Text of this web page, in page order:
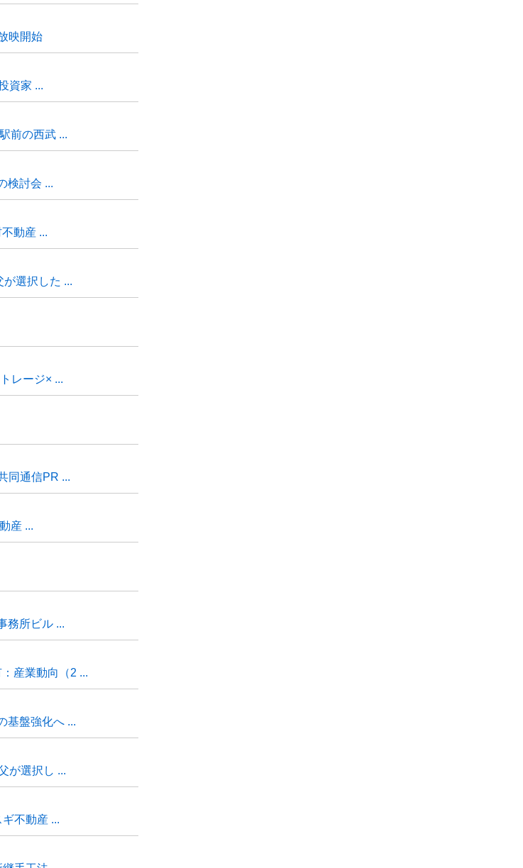
映開始
資家 ...
前の西武 ...
検討会 ...
動産 ...
選択した ...
レージ× ...
同通信PR ...
産 ...
務所ビル ...
産業動向（2 ...
基盤強化へ ...
が選択し ...
不動産 ...